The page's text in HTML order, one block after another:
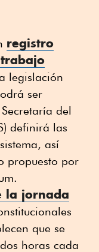
registro
legislación
ser
del
definirá las
así
propuesto por
la jornada
que se
horas cada